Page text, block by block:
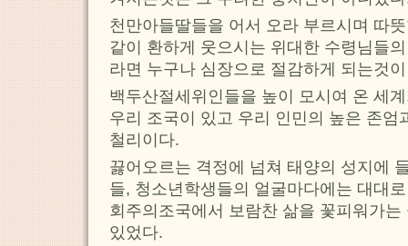
천만아들딸들을 어서 오라 부르시며 따
같이 환하게 웃으시는 위대한 수령님들
라면 누구나 심장으로 절감하게 되는것
백두산절세위인들을 높이 모시여 온 세
우리 조국이 있고 우리 인민의 높은 존엄
철리이다.
끓어오르는 격정에 넘쳐 태양의 성지에
들, 청소년학생들의 얼굴마다에는 대대
회주의조국에서 보람찬 삶을 꽃피워가
있었다.